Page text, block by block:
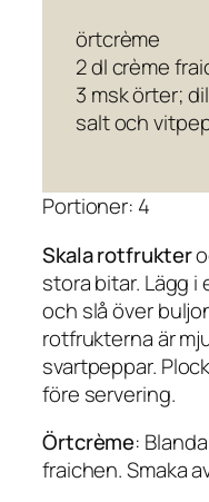
örtcrème
2 dl crème
3 msk örter;
salt och
Portioner: 4
Skala rotfrukter
stora bitar. Lägg i
och slå över
rotfrukterna är
svartpeppar.
före servering.
Örtcrème:
fraichen. Smaka